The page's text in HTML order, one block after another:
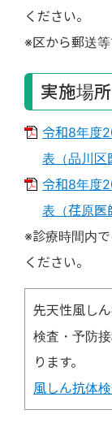
ください。
※区から郵送
実施場所
令和8年度
表（品川区
令和8年度
表（荏原医
※診療時間内
ください。
先天性風し
検査・予防
ります。
風しん抗体